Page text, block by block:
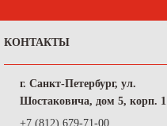
КОНТАКТЫ
г. Санкт-Петербург, ул.
Шостаковича, дом 5, корп. 1
+7 (812) 679-71-00